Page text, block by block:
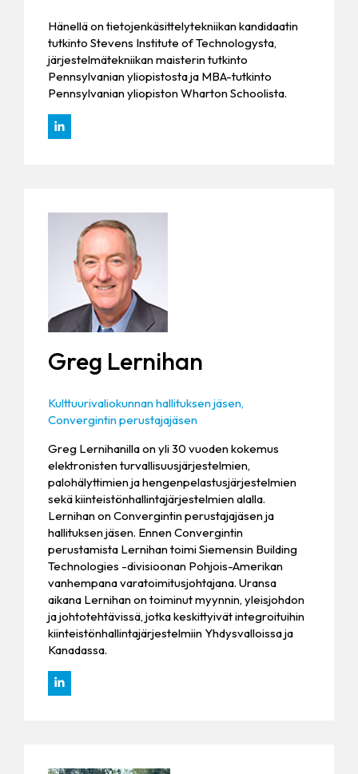
Hänellä on tietojenkäsittelytekniikan kandidaatin
tutkinto Stevens Institute of Technologysta,
järjestelmätekniikan maisterin tutkinto
Pennsylvanian yliopistosta ja MBA-tutkinto
Pennsylvanian yliopiston Wharton Schoolista.
Greg Lernihan
Kulttuurivaliokunnan hallituksen jäsen,
Convergintin perustajajäsen
Greg Lernihanilla on yli 30 vuoden kokemus
elektronisten turvallisuusjärjestelmien,
palohälyttimien ja hengenpelastusjärjestelmien
sekä kiinteistönhallintajärjestelmien alalla.
Lernihan on Convergintin perustajajäsen ja
hallituksen jäsen. Ennen Convergintin
perustamista Lernihan toimi Siemensin Building
Technologies -divisioonan Pohjois-Amerikan
vanhempana varatoimitusjohtajana. Uransa
aikana Lernihan on toiminut myynnin, yleisjohdon
ja johtotehtävissä, jotka keskittyivät integroituihin
kiinteistönhallintajärjestelmiin Yhdysvalloissa ja
Kanadassa.